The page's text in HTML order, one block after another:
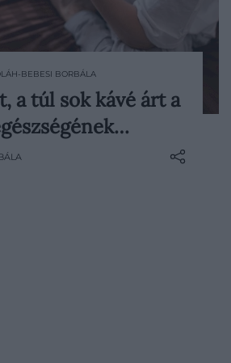
közötti választás elsőre
tűnik, egy friss
azonban hosszú távon a
BEBESI BORBÁLA
a túl sok kávé árt a